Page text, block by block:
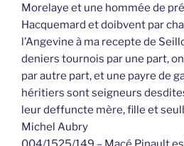
Morelaye et une hommée de
Hacquemard et doibvent par
l’Angevine à ma recepte de
deniers tournois par une part,
par autre part, et une payre de
héritiers sont seigneurs
leur deffuncte mère, fille et
Michel Aubry